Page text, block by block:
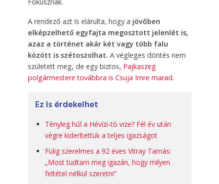
A rendező azt is elárulta, hogy a jövőben
elképzelhető egyfajta megosztott jelenlét is,
azaz a történet akár két vagy több falu
között is szétoszolhat. A végleges döntés nem
született meg, de egy biztos, Pajkaszeg
polgármestere továbbra is Csuja Imre marad.
Ez is érdekelhet
Tényleg hűl a Hévízi-tó vize? Fél év után
végre kiderítettük a teljes igazságot
Fülig szerelmes a 92 éves Vitray Tamás:
„Most tudtam meg igazán, hogy milyen
feltétel nélkül szeretni”